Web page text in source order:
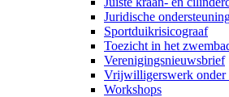
Juridische
Sportduikrisicograaf
Toezicht in het
Verenigingsnieuwsbrief
Vrijwilligerswerk onder
Workshops